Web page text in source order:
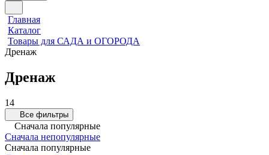
Главная
Каталог
Товары для САДА и ОГОРОДА
Дренаж
Дренаж
14
Все фильтры
Сначала популярные
Сначала непопулярные
Сначала популярные